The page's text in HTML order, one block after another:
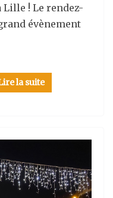
Lille ! Le rendez-
évènement
la suite